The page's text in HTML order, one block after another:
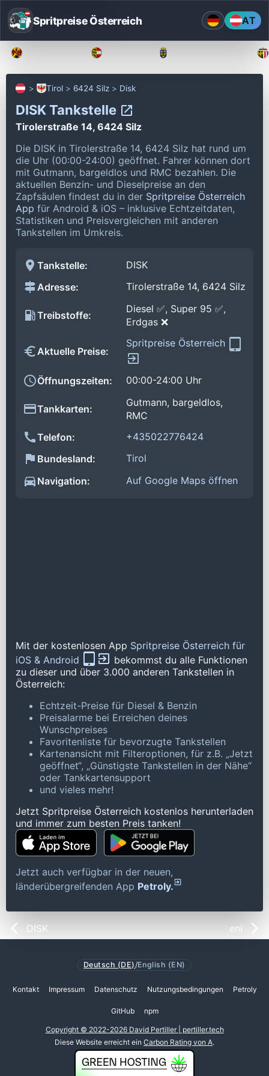
Spritpreise Österreich AT
Tirol 6424 Silz Disk
DISK Tankstelle
Tirolerstraße 14, 6424 Silz
Die DISK in Tirolerstraße 14, 6424 Silz hat rund um
die Uhr (00:00-24:00) geöffnet. Fahrer können dort
mit Gutmann, bargeldlos und RMC bezahlen. Die
aktuellen Benzin- und Dieselpreise an den
Zapfsäulen findest du in der Spritpreise Österreich
App für Android & iOS – inklusive Echtzeitdaten,
Statistiken und Preisvergleichen mit anderen
Tankstellen im Umkreis.
Tankstelle:
DISK
Adresse:
Tirolerstraße 14, 6424 Silz
Treibstoffe:
Diesel ✅, Super 95 ✅,
Erdgas ❌
Aktuelle Preise:
Spritpreise Österreich
Öffnungszeiten: 00:00-24:00 Uhr
Tankkarten:
Gutmann, bargeldlos,
RMC
Telefon:
+435022776424
Bundesland:
Tirol
Navigation:
Auf Google Maps öffnen
Mit der kostenlosen App Spritpreise Österreich für
iOS & Android
bekommst du alle Funktionen
zu dieser und über 3.000 anderen Tankstellen in
Österreich:
Echtzeit-Preise für Diesel & Benzin
Preisalarme bei Erreichen deines
Wunschpreises
Favoritenliste für bevorzugte Tankstellen
Kartenansicht mit Filteroptionen, für z.B. „Jetzt
geöffnet“, „Günstigste Tankstellen in der Nähe“
oder Tankkartensupport
und vieles mehr!
Jetzt Spritpreise Österreich kostenlos herunterladen
und immer zum besten Preis tanken!
Jetzt auch verfügbar in der neuen,
länderübergreifenden App Petroly.
DISK eni
Deutsch (DE)/English (EN)
Kontakt Impressum Datenschutz Nutzungsbedingungen Petroly
GitHub npm
Copyright © 2022-2026 David Pertiller | pertiller.tech
Diese Website erreicht ein Carbon Rating von A.